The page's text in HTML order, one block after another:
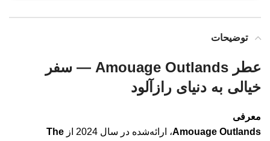
توضیحات
عطر Amouage Outlands — سفر
خیالی به دنیای رازآلود
معرفی
Amouage Outlands، ارائه‌شده در سال 2024 از
The